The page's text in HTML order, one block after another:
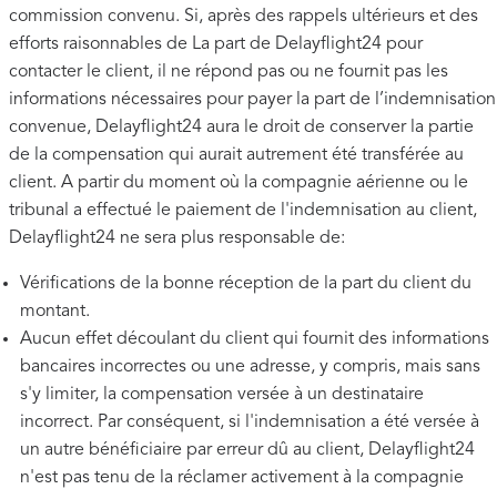
commission convenu. Si, après des rappels ultérieurs et des
efforts raisonnables de La part de Delayflight24 pour
contacter le client, il ne répond pas ou ne fournit pas les
informations nécessaires pour payer la part de l’indemnisation
convenue, Delayflight24 aura le droit de conserver la partie
de la compensation qui aurait autrement été transférée au
client. A partir du moment où la compagnie aérienne ou le
tribunal a effectué le paiement de l'indemnisation au client,
Delayflight24 ne sera plus responsable de:
Vérifications de la bonne réception de la part du client du
montant.
Aucun effet découlant du client qui fournit des informations
bancaires incorrectes ou une adresse, y compris, mais sans
s'y limiter, la compensation versée à un destinataire
incorrect. Par conséquent, si l'indemnisation a été versée à
un autre bénéficiaire par erreur dû au client, Delayflight24
n'est pas tenu de la réclamer activement à la compagnie